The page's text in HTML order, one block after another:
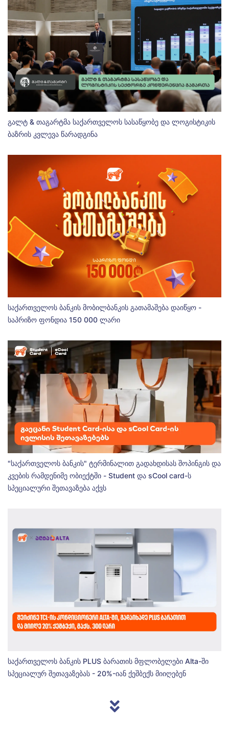
გალტ & თაგარტმა საქართველოს სასაწყობე და ლოგისტიკის
ბაზრის კვლევა წარადგინა
საქართველოს ბანკის მობილბანკის გათამაშება დაიწყო -
საპრიზო ფონდია 150 000 ლარი
"საქართველოს ბანკის" ტერმინალით გადახდისას შოპინგის და
კვების რამდენიმე ობიექტში - Student და sCool card-ს
სპეციალური შეთავაზება აქვს
საქართველოს ბანკის PLUS ბარათის მფლობელები Alta-ში
სპეციალურ შეთავაზებას - 20%-იან ქეშბექს მიიღებენ